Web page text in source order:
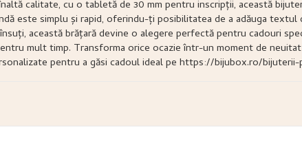
calitate, cu o tabletă de 30 mm pentru inscripții, această
este simplu și rapid, oferindu-ți posibilitatea de a adăuga
această brățară devine o alegere perfectă pentru cadouri
mult timp. Transforma orice ocazie într-un moment de
pentru a găsi cadoul ideal pe https://bijubox.ro/